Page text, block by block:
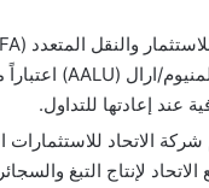
إعادتها للتداول.